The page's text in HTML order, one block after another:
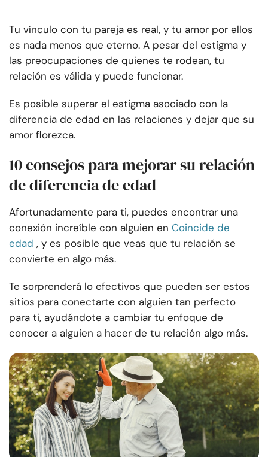
Tu vínculo con tu pareja es real, y tu amor por ellos
es nada menos que eterno. A pesar del estigma y
las preocupaciones de quienes te rodean, tu
relación es válida y puede funcionar.
Es posible superar el estigma asociado con la
diferencia de edad en las relaciones y dejar que su
amor florezca.
10 consejos para mejorar su relación
de diferencia de edad
Afortunadamente para ti, puedes encontrar una
conexión increíble con alguien en Coincide de
edad , y es posible que veas que tu relación se
convierte en algo más.
Te sorprenderá lo efectivos que pueden ser estos
sitios para conectarte con alguien tan perfecto
para ti, ayudándote a cambiar tu enfoque de
conocer a alguien a hacer de tu relación algo más.